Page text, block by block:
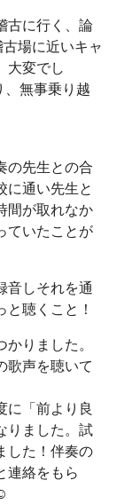
古に行く、論
場に近いキャ
大変でし
無事乗り越
の先生との合
に通い先生と
間が取れなか
ていたことが
音しそれを通
聴くこと！
りました。
歌声を聴いて
に「前より良
りました。試
した！伴奏の
連絡をもら